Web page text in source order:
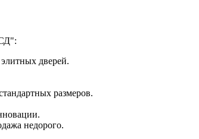
дверей.
размеров.
недорого.